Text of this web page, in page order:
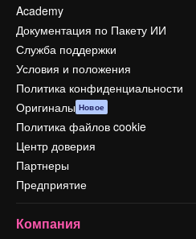
Academy
Документация по Пакету ИИ
Служба поддержки
Условия и положения
Политика конфиденциальности
Оригиналы Новое
Политика файлов cookie
Центр доверия
Партнеры
Предприятие
Компания